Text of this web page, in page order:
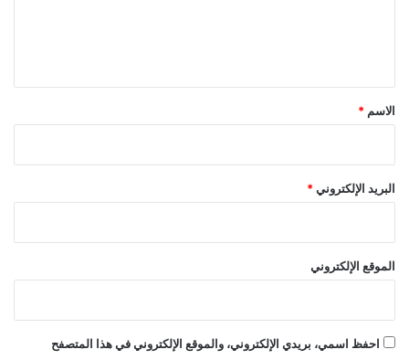
*
الاسم *
البريد الإلكتروني*
الموقع الإلكتروني
احفظ اسمي، بريدي الإلكتروني، والموقع الإلكتروني في هذا المتصفح